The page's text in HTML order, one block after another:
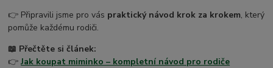
👉 Připravili jsme pro vás praktický návod krok za krokem, který
pomůže každému rodiči.
📖 Přečtěte si článek:
👉Jak koupat miminko – kompletní návod pro rodiče